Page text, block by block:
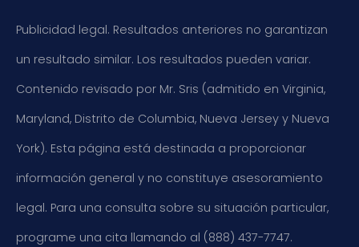
Publicidad legal. Resultados anteriores no garantizan
un resultado similar. Los resultados pueden variar.
Contenido revisado por Mr. Sris (admitido en Virginia,
Maryland, Distrito de Columbia, Nueva Jersey y Nueva
York). Esta página está destinada a proporcionar
información general y no constituye asesoramiento
legal. Para una consulta sobre su situación particular,
programe una cita llamando al (888) 437-7747.